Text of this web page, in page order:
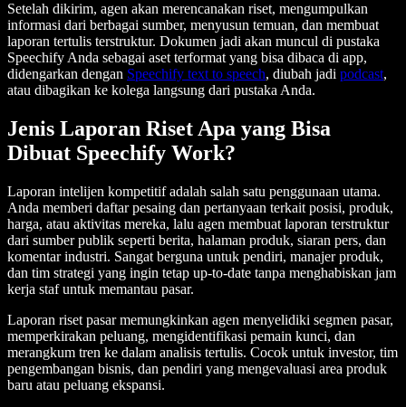
Setelah dikirim, agen akan merencanakan riset, mengumpulkan
informasi dari berbagai sumber, menyusun temuan, dan membuat
laporan tertulis terstruktur. Dokumen jadi akan muncul di pustaka
Speechify Anda sebagai aset terformat yang bisa dibaca di app,
didengarkan dengan Speechify text to speech, diubah jadi podcast,
atau dibagikan ke kolega langsung dari pustaka Anda.
Jenis Laporan Riset Apa yang Bisa
Dibuat Speechify Work?
Laporan intelijen kompetitif adalah salah satu penggunaan utama.
Anda memberi daftar pesaing dan pertanyaan terkait posisi, produk,
harga, atau aktivitas mereka, lalu agen membuat laporan terstruktur
dari sumber publik seperti berita, halaman produk, siaran pers, dan
komentar industri. Sangat berguna untuk pendiri, manajer produk,
dan tim strategi yang ingin tetap up-to-date tanpa menghabiskan jam
kerja staf untuk memantau pasar.
Laporan riset pasar memungkinkan agen menyelidiki segmen pasar,
memperkirakan peluang, mengidentifikasi pemain kunci, dan
merangkum tren ke dalam analisis tertulis. Cocok untuk investor, tim
pengembangan bisnis, dan pendiri yang mengevaluasi area produk
baru atau peluang ekspansi.